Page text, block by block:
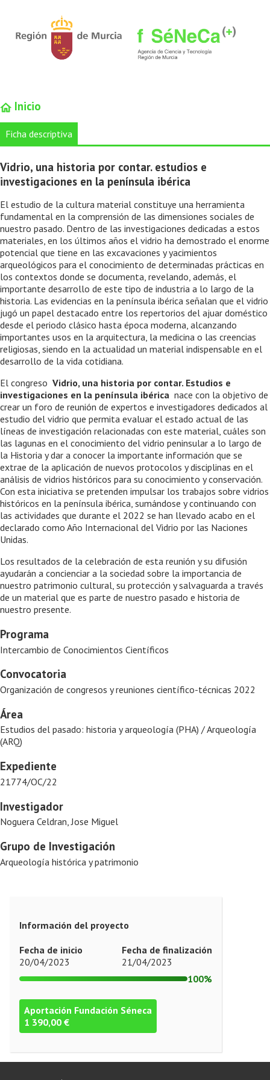
Inicio
Ficha descriptiva
Vidrio, una historia por contar. estudios e
investigaciones en la península ibérica
El estudio de la cultura material constituye una herramienta
fundamental en la comprensión de las dimensiones sociales de
nuestro pasado. Dentro de las investigaciones dedicadas a estos
materiales, en los últimos años el vidrio ha demostrado el enorme
potencial que tiene en las excavaciones y yacimientos
arqueológicos para el conocimiento de determinadas prácticas en
los contextos donde se documenta, revelando, además, el
importante desarrollo de este tipo de industria a lo largo de la
historia. Las evidencias en la península ibérica señalan que el vidrio
jugó un papel destacado entre los repertorios del ajuar doméstico
desde el periodo clásico hasta época moderna, alcanzando
importantes usos en la arquitectura, la medicina o las creencias
religiosas, siendo en la actualidad un material indispensable en el
desarrollo de la vida cotidiana.
El congreso Vidrio, una historia por contar. Estudios e
investigaciones en la península ibérica nace con la objetivo de
crear un foro de reunión de expertos e investigadores dedicados al
estudio del vidrio que permita evaluar el estado actual de las
líneas de investigación relacionadas con este material, cuáles son
las lagunas en el conocimiento del vidrio peninsular a lo largo de
la Historia y dar a conocer la importante información que se
extrae de la aplicación de nuevos protocolos y disciplinas en el
análisis de vidrios históricos para su conocimiento y conservación.
Con esta iniciativa se pretenden impulsar los trabajos sobre vidrios
históricos en la península ibérica, sumándose y continuando con
las actividades que durante el 2022 se han llevado acabo en el
declarado como Año Internacional del Vidrio por las Naciones
Unidas.
Los resultados de la celebración de esta reunión y su difusión
ayudarán a concienciar a la sociedad sobre la importancia de
nuestro patrimonio cultural, su protección y salvaguarda a través
de un material que es parte de nuestro pasado e historia de
nuestro presente.
Programa
Intercambio de Conocimientos Científicos
Convocatoria
Organización de congresos y reuniones científico-técnicas 2022
Área
Estudios del pasado: historia y arqueología (PHA) / Arqueología
(ARQ)
Expediente
21774/OC/22
Investigador
Noguera Celdran, Jose Miguel
Grupo de Investigación
Arqueología histórica y patrimonio
Información del proyecto
Fecha de inicio
20/04/2023
Fecha de finalización
21/04/2023
100%
Aportación Fundación Séneca
1 390,00 €